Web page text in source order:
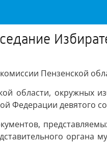
Пензенской
области, окружных
Федерации девятого
органа